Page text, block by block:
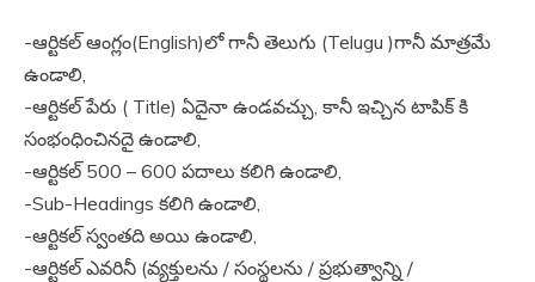
-ఆర్టికల్ ఆంగ్లం(English)లో గానీ తెలుగు (Telugu )గానీ మాత్రమే
ఉండాలి,
-ఆర్టికల్ పేరు ( Title) ఏదైనా ఉండవచ్చు, కానీ ఇచ్చిన టాపిక్ కి
సంభంధించినదై ఉండాలి,
-ఆర్టికల్ 500 – 600 పదాలు కలిగి ఉండాలి,
-Sub-Headings కలిగి ఉండాలి,
-ఆర్టికల్ స్వంతది అయి ఉండాలి,
-ఆర్టికల్ ఎవరినీ (వ్యక్తులను / సంస్థలను / ప్రభుత్వాన్ని /